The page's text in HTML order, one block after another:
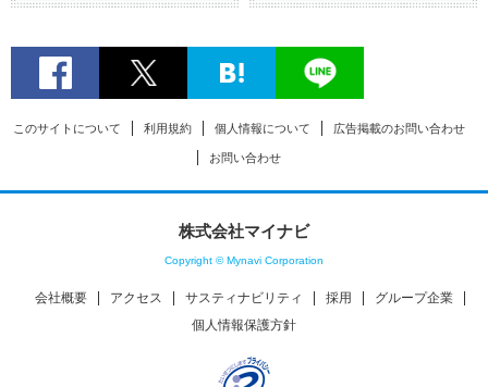
このサイトについて 利用規約 個人情報について 広告掲載のお問い合わせ
お問い合わせ
株式会社マイナビ
Copyright © Mynavi Corporation
会社概要 アクセス サスティナビリティ 採用
グループ企業
個人情報保護方針